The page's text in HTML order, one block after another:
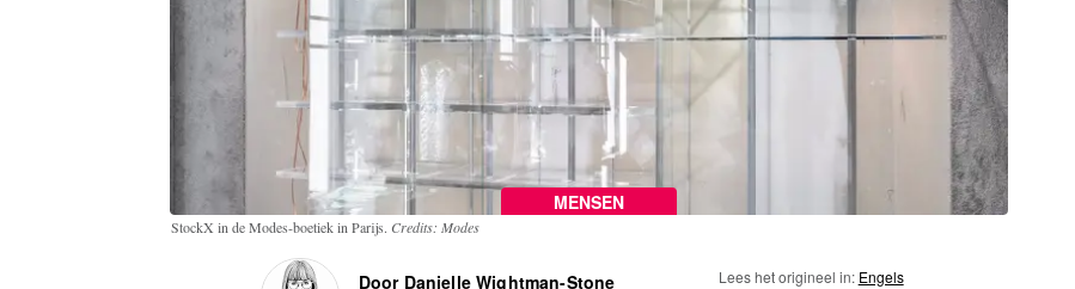
MENSEN
StockX in de Modes-boetiek in Parijs. Credits: Modes
Door Danielle Wightman-Stone Lees het origineel in: Engels